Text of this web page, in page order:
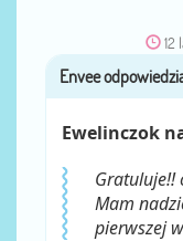
12
Ewelinczok
Gratuluje!!
Mam
pierwszej